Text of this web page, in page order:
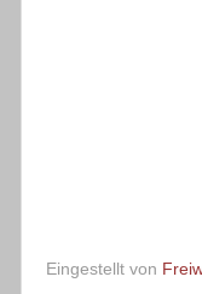
Eingestellt von